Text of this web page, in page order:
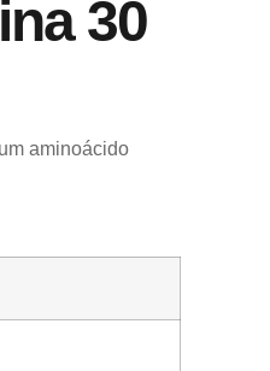
30
aminoácido